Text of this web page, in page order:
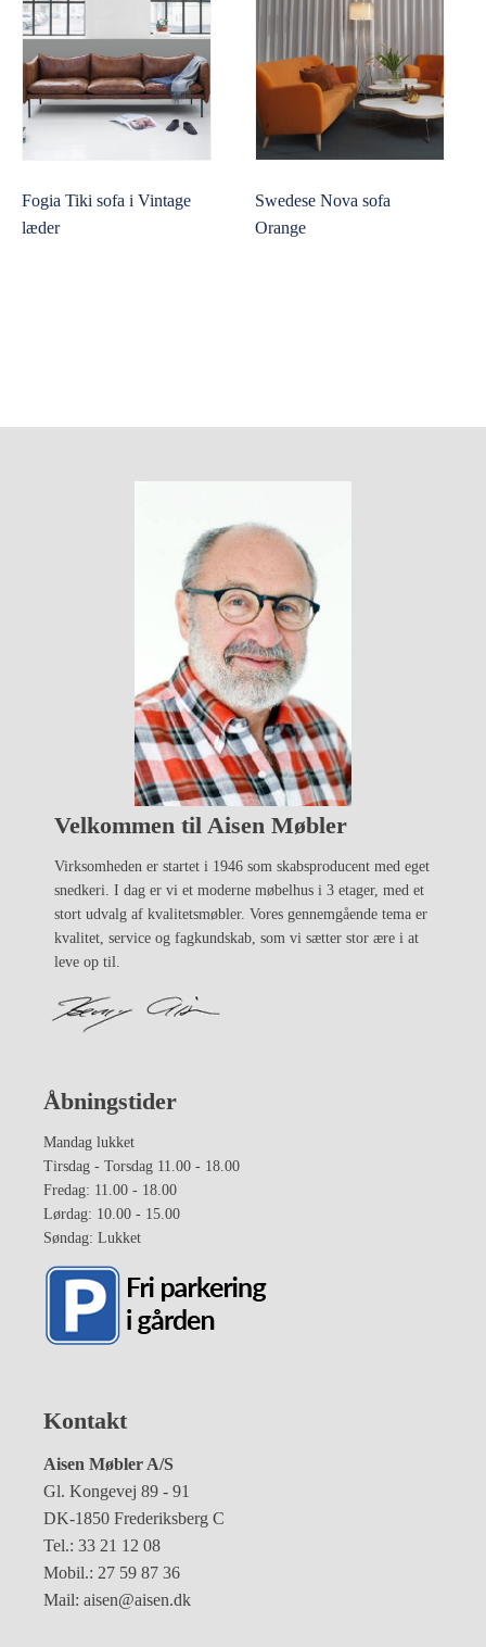
Fogia Tiki sofa i Vintage
læder
Swedese Nova sofa
Orange
Velkommen til Aisen Møbler
Virksomheden er startet i 1946 som skabsproducent med eget
snedkeri. I dag er vi et moderne møbelhus i 3 etager, med et
stort udvalg af kvalitetsmøbler. Vores gennemgående tema er
kvalitet, service og fagkundskab, som vi sætter stor ære i at
leve op til.
Åbningstider
Mandag lukket
Tirsdag - Torsdag 11.00 - 18.00
Fredag: 11.00 - 18.00
Lørdag: 10.00 - 15.00
Søndag: Lukket
Kontakt
Aisen Møbler A/S
Gl. Kongevej 89 - 91
DK-1850 Frederiksberg C
Tel.: 33 21 12 08
Mobil.: 27 59 87 36
Mail: aisen@aisen.dk